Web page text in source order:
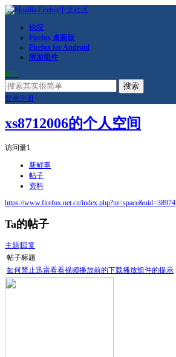
论坛
Firefox 桌面版
Firefox for Android
附加组件
RSS
搜索
登录注册
xs8712006的个人空间
访问量1
新鲜事
帖子
资料
https://www.firefox.net.cn/index.php?m=space&uid=38974
Ta的帖子
主题 回复
帖子标题
如何禁止迅雷看看视频播放前的下载播放组件的提示